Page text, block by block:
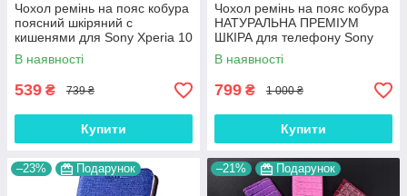
Чохол ремінь на пояс кобура
поясний шкіряний c
кишенями для Sony Xperia 10
III "RAMOS"
В наявності
539 ₴ 739 ₴
Купити
Чохол ремінь на пояс кобура
НАТУРАЛЬНА ПРЕМІУМ
ШКІРА для телефону Sony
Xperia 10 III "FLOTAR"
В наявності
799 ₴ 1 000 ₴
Купити
–23% Подарунок –21% Подарунок